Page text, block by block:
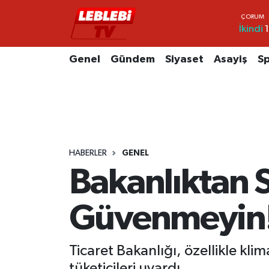
İkindi
Genel Gündem Siyaset Asayiş
HABERLER GENEL
Bakanlıktan
Ticaret Bakanlığı, özellikle
Hava Durumu
Tüm Manşetler
Haber Arşivi